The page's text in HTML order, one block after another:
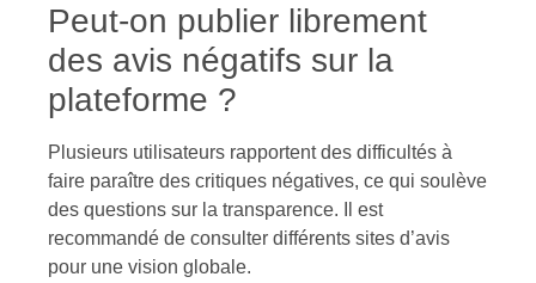
Peut-on publier librement
des avis négatifs sur la
plateforme ?
Plusieurs utilisateurs rapportent des difficultés à
faire paraître des critiques négatives, ce qui soulève
des questions sur la transparence. Il est
recommandé de consulter différents sites d’avis
pour une vision globale.